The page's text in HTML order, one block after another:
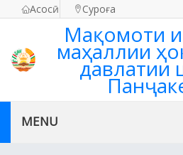
Асосӣ Суроға
Мақомоти
маҳаллии
давлатии